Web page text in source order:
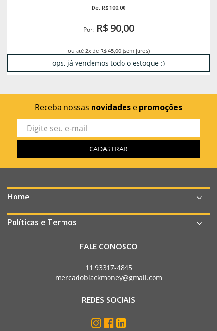
De: R$ 100,00
Por:R$ 90,00
ou até 2x de R$ 45,00 (sem juros)
ops, já vendemos todo o estoque :)
Receba nossas novidades e promoções
Home
Políticas e Termos
FALE CONOSCO
11 93317-4845
mercadoblackmoney@gmail.com
REDES SOCIAIS